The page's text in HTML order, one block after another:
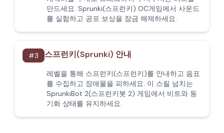
만드세요. Sprunki(스프런키) OC게임에서 사운드
를 실험하고 공포 보상을 잠금 해제하세요.
#3 스프런키(Sprunki) 안내
레벨을 통해 스프런키(스프런키)를 안내하고 음표
를 수집하고 장애물을 피하세요. 이 스릴 넘치는
SprunkiBot 2(스프런키봇 2) 게임에서 비트와 동
기화 상태를 유지하세요.